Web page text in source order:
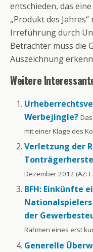
entschieden, das
„Produkt des
Irreführung durch
Betrachter muss die
Auszeichnung
Weitere
Werbejingle?
mit einer Klage des
Verletzung der
Dezember 2012 (AZ:
BFH: Einkünfte
Nationalspielers
der
Rahmen eines erst
Generelle